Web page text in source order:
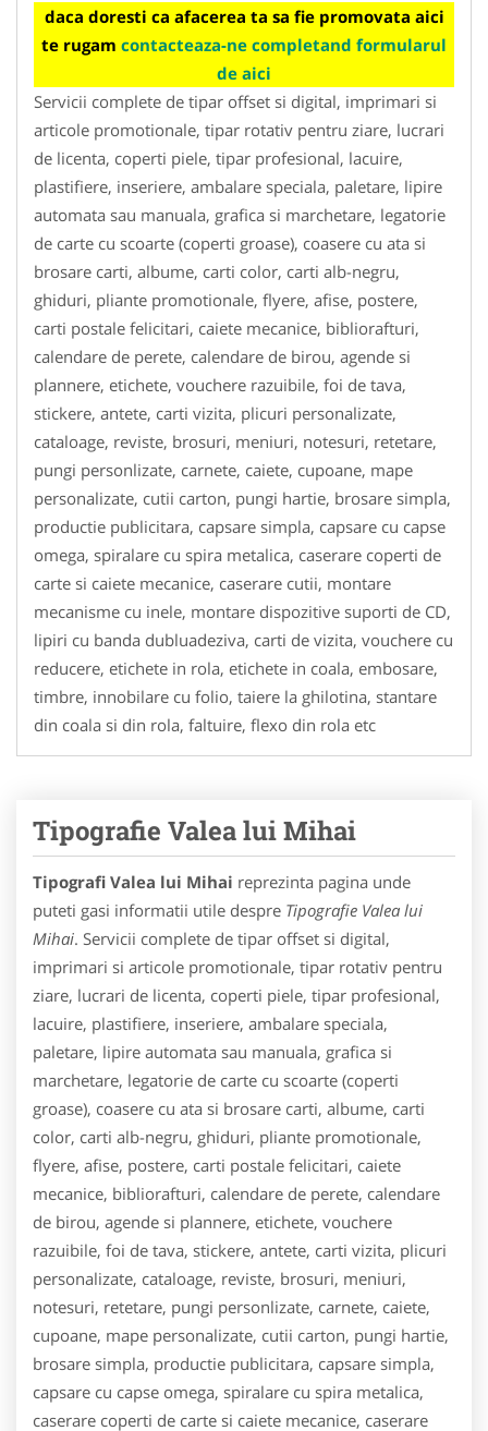
daca doresti ca afacerea ta sa fie promovata aici
te rugam contacteaza-ne completand formularul
de aici
Servicii complete de tipar offset si digital, imprimari si
articole promotionale, tipar rotativ pentru ziare, lucrari
de licenta, coperti piele, tipar profesional, lacuire,
plastifiere, inseriere, ambalare speciala, paletare, lipire
automata sau manuala, grafica si marchetare, legatorie
de carte cu scoarte (coperti groase), coasere cu ata si
brosare carti, albume, carti color, carti alb-negru,
ghiduri, pliante promotionale, flyere, afise, postere,
carti postale felicitari, caiete mecanice, bibliorafturi,
calendare de perete, calendare de birou, agende si
plannere, etichete, vouchere razuibile, foi de tava,
stickere, antete, carti vizita, plicuri personalizate,
cataloage, reviste, brosuri, meniuri, notesuri, retetare,
pungi personlizate, carnete, caiete, cupoane, mape
personalizate, cutii carton, pungi hartie, brosare simpla,
productie publicitara, capsare simpla, capsare cu capse
omega, spiralare cu spira metalica, caserare coperti de
carte si caiete mecanice, caserare cutii, montare
mecanisme cu inele, montare dispozitive suporti de CD,
lipiri cu banda dubluadeziva, carti de vizita, vouchere cu
reducere, etichete in rola, etichete in coala, embosare,
timbre, innobilare cu folio, taiere la ghilotina, stantare
din coala si din rola, faltuire, flexo din rola etc
Tipografie Valea lui Mihai
Tipografi Valea lui Mihai reprezinta pagina unde
puteti gasi informatii utile despre Tipografie Valea lui
Mihai. Servicii complete de tipar offset si digital,
imprimari si articole promotionale, tipar rotativ pentru
ziare, lucrari de licenta, coperti piele, tipar profesional,
lacuire, plastifiere, inseriere, ambalare speciala,
paletare, lipire automata sau manuala, grafica si
marchetare, legatorie de carte cu scoarte (coperti
groase), coasere cu ata si brosare carti, albume, carti
color, carti alb-negru, ghiduri, pliante promotionale,
flyere, afise, postere, carti postale felicitari, caiete
mecanice, bibliorafturi, calendare de perete, calendare
de birou, agende si plannere, etichete, vouchere
razuibile, foi de tava, stickere, antete, carti vizita, plicuri
personalizate, cataloage, reviste, brosuri, meniuri,
notesuri, retetare, pungi personlizate, carnete, caiete,
cupoane, mape personalizate, cutii carton, pungi hartie,
brosare simpla, productie publicitara, capsare simpla,
capsare cu capse omega, spiralare cu spira metalica,
caserare coperti de carte si caiete mecanice, caserare